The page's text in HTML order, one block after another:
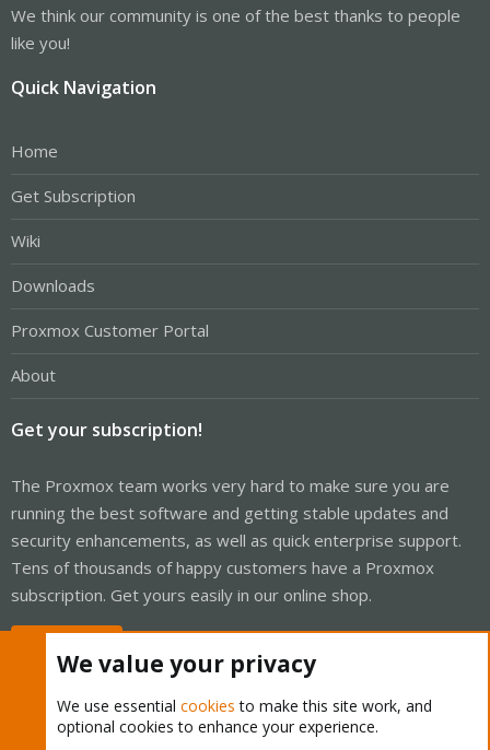
We think our community is one of the best thanks to people
like you!
Quick Navigation
Home
Get Subscription
Wiki
Downloads
Proxmox Customer Portal
About
Get your subscription!
The Proxmox team works very hard to make sure you are
running the best software and getting stable updates and
security enhancements, as well as quick enterprise support.
Tens of thousands of happy customers have a Proxmox
subscription. Get yours easily in our online shop.
We value your privacy
We use essential cookies to make this site work, and
optional cookies to enhance your experience.